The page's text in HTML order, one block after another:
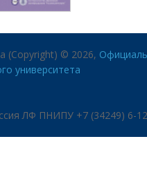
(Copyright) © 2026,
университета
ЛФ ПНИПУ +7 (34249) 6-